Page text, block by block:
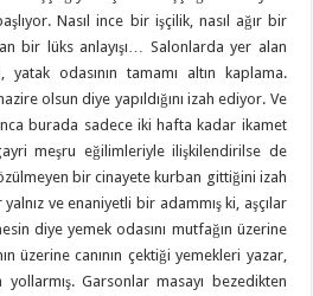
Nasıl ince bir işçilik, nasıl ağır bir
bir lüks anlayışı… Salonlarda yer alan
odasının tamamı altın kaplama.
olsun diye yapıldığını izah ediyor. Ve
burada sadece iki hafta kadar ikamet
meşru eğilimleriyle ilişkilendirilse de
bir cinayete kurban gittiğini izah
ve enaniyetli bir adammış ki, aşçılar
diye yemek odasını mutfağın üzerine
üzerine canının çektiği yemekleri yazar,
Garsonlar masayı bezedikten